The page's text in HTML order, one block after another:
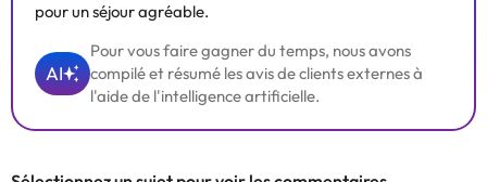
pour un séjour agréable.
AI
Pour vous faire gagner du temps, nous avons
compilé et résumé les avis de clients externes à
l'aide de l'intelligence artificielle.